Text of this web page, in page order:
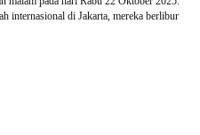
internasional di Jakarta, mereka berlibur